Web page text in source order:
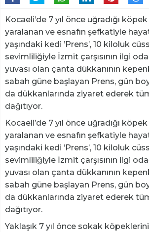
Kocaeli’de 7 yıl önce uğradığı köpek
yaralanan ve esnafın şefkatiyle
yaşındaki kedi ’Prens’, 10 kiloluk
sevimliliğiyle İzmit çarşısının ilgi
yuvası olan çanta dükkanının
sabah güne başlayan Prens, gün
da dükkanlarında ziyaret ederek
dağıtıyor.
Kocaeli’de 7 yıl önce uğradığı köpek
yaralanan ve esnafın şefkatiyle
yaşındaki kedi ’Prens’, 10 kiloluk
sevimliliğiyle İzmit çarşısının ilgi
yuvası olan çanta dükkanının
sabah güne başlayan Prens, gün
da dükkanlarında ziyaret ederek
dağıtıyor.
Yaklaşık 7 yıl önce sokak